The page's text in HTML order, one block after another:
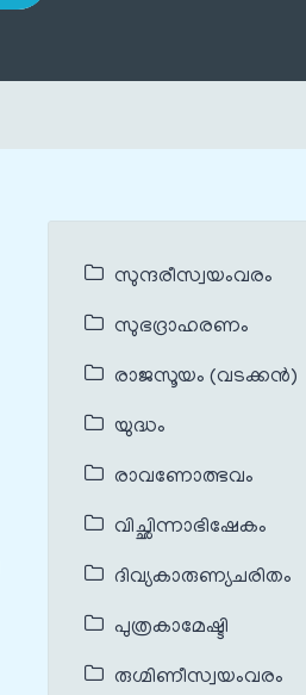
സുന്ദരീസ്വയംവരം
സുഭദ്രാഹരണം
രാജസൂയം (വടക്കൻ)
യുദ്ധം
രാവണോത്ഭവം
വിച്ഛിന്നാഭിഷേകം
ദിവ്യകാരുണ്യചരിതം
പുത്രകാമേഷ്ടി
രുഗ്മിണീസ്വയംവരം